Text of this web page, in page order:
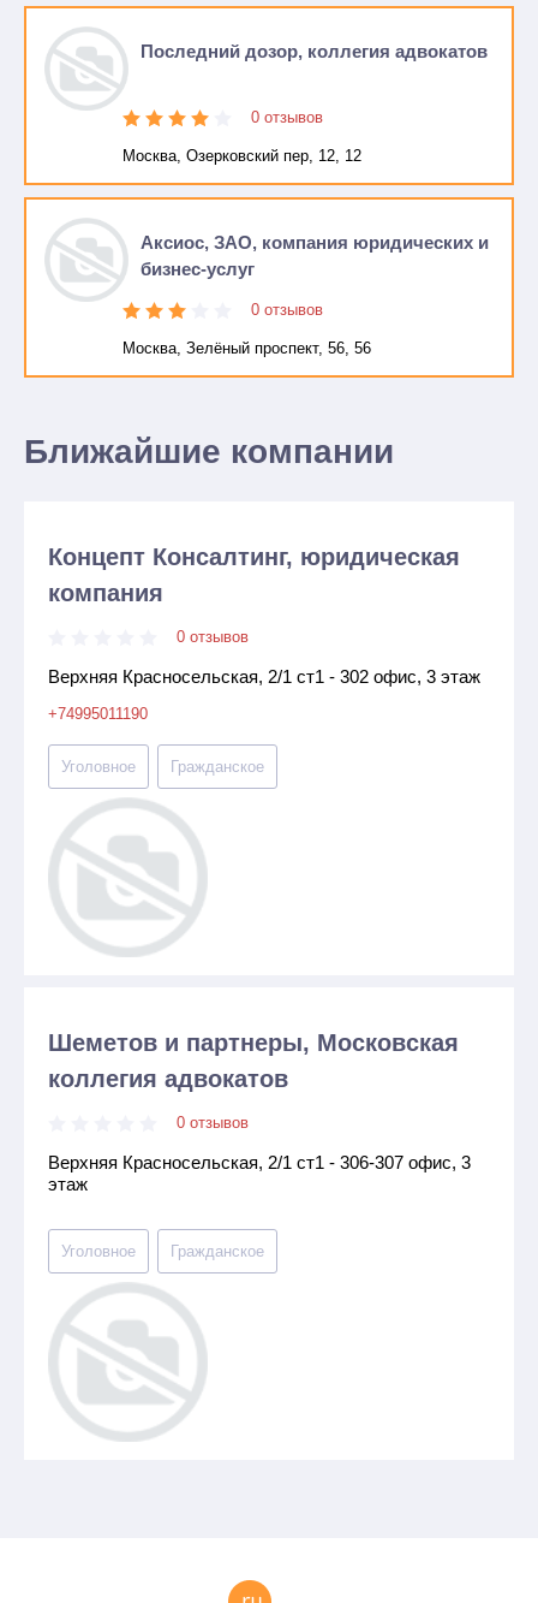
Последний дозор, коллегия адвокатов
0 отзывов
Москва, Озерковский пер, 12, 12
Аксиос, ЗАО, компания юридических и
бизнес-услуг
0 отзывов
Москва, Зелёный проспект, 56, 56
Ближайшие компании
Концепт Консалтинг, юридическая
компания
0 отзывов
Верхняя Красносельская, 2/1 ст1 - 302 офис, 3 этаж
+74995011190
Уголовное Гражданское
Шеметов и партнеры, Московская
коллегия адвокатов
0 отзывов
Верхняя Красносельская, 2/1 ст1 - 306-307 офис, 3
этаж
Уголовное Гражданское